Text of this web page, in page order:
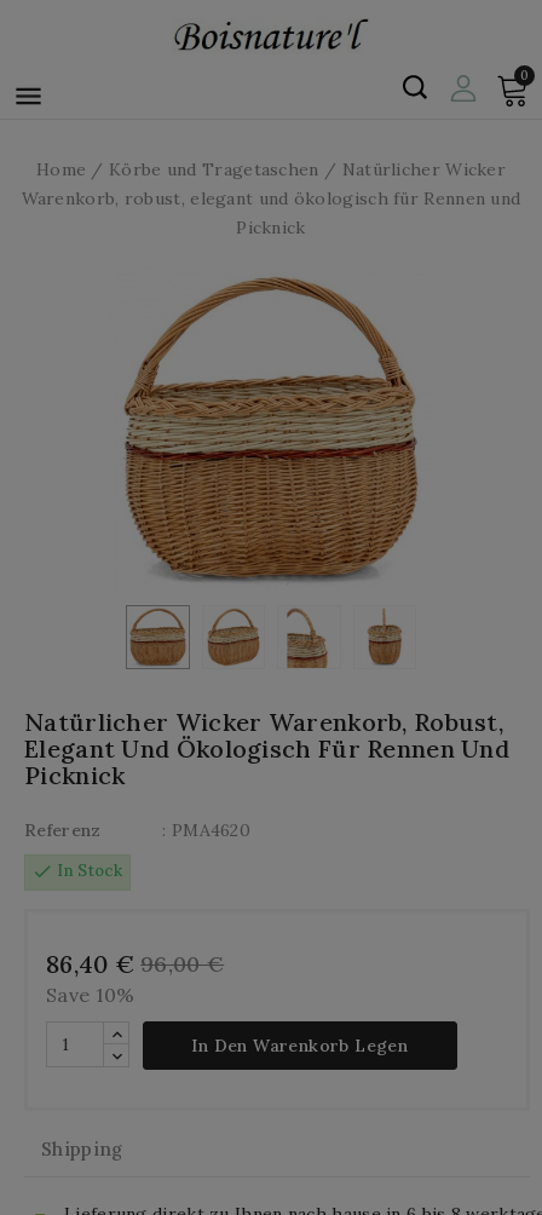

0
Home Körbe und Tragetaschen
Natürlicher Wicker
Warenkorb, robust, elegant und ökologisch für Rennen und
Picknick
Natürlicher Wicker Warenkorb, Robust,
Elegant Und Ökologisch Für Rennen Und
Picknick
Referenz
: PMA4620
check In Stock
86,40 € 96,00 €
Save 10%
In Den Warenkorb Legen
Shipping